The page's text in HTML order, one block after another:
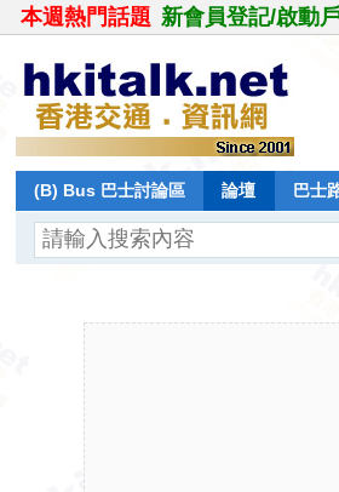
本週熱門話題 新會員登記/啟動
(B) Bus 巴士討論區 論壇 巴士